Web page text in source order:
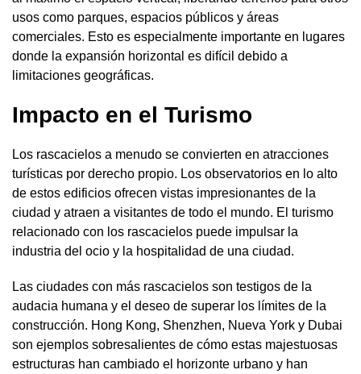
usos como parques, espacios públicos y áreas
comerciales. Esto es especialmente importante en lugares
donde la expansión horizontal es difícil debido a
limitaciones geográficas.
Impacto en el Turismo
Los rascacielos a menudo se convierten en atracciones
turísticas por derecho propio. Los observatorios en lo alto
de estos edificios ofrecen vistas impresionantes de la
ciudad y atraen a visitantes de todo el mundo. El turismo
relacionado con los rascacielos puede impulsar la
industria del ocio y la hospitalidad de una ciudad.
Las ciudades con más rascacielos son testigos de la
audacia humana y el deseo de superar los límites de la
construcción. Hong Kong, Shenzhen, Nueva York y Dubai
son ejemplos sobresalientes de cómo estas majestuosas
estructuras han cambiado el horizonte urbano y han